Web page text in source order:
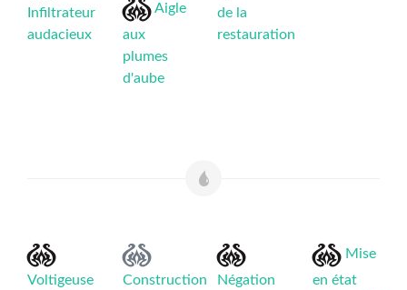
Infiltrateur
audacieux
Aigle
aux
plumes
d'aube
de la
restauration
Voltigeuse
Construction
Négation
Mise
en état